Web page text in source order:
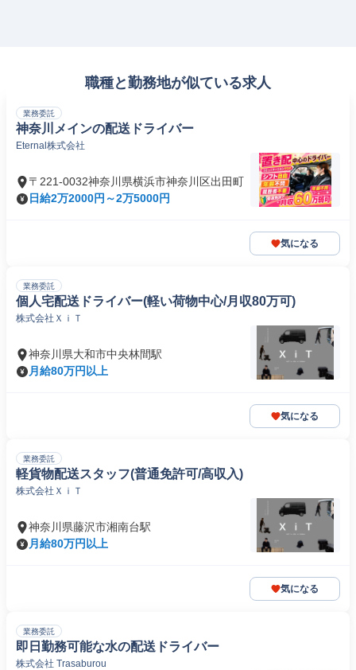
職種と勤務地が似ている求人
業務委託
神奈川メインの配送ドライバー
Eternal株式会社
〒221-0032神奈川県横浜市神奈川区出田町
日給2万2000円～2万5000円
気になる
業務委託
個人宅配送ドライバー(軽い荷物中心/月収80万可)
株式会社ＸｉＴ
神奈川県大和市中央林間駅
月給80万円以上
気になる
業務委託
軽貨物配送スタッフ(普通免許可/高収入)
株式会社ＸｉＴ
神奈川県藤沢市湘南台駅
月給80万円以上
気になる
業務委託
即日勤務可能な水の配送ドライバー
株式会社 Trasaburou